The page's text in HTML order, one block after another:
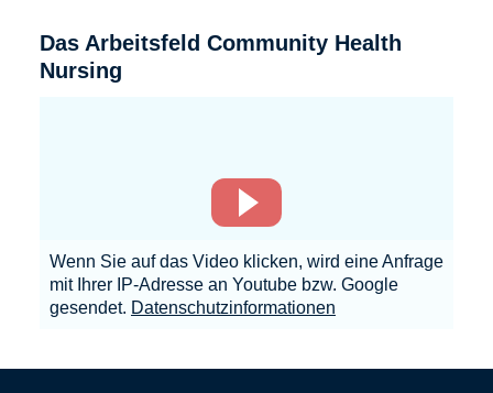
Das Arbeitsfeld Community Health
Nursing
Wenn Sie auf das Video klicken, wird eine Anfrage
mit Ihrer IP-Adresse an Youtube bzw. Google
gesendet. Datenschutzinformationen